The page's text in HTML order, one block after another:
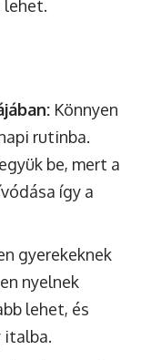
lehet.
Könnyen
rutinba.
be, mert a
így a
gyerekeknek
nyelnek
lehet, és
italba.